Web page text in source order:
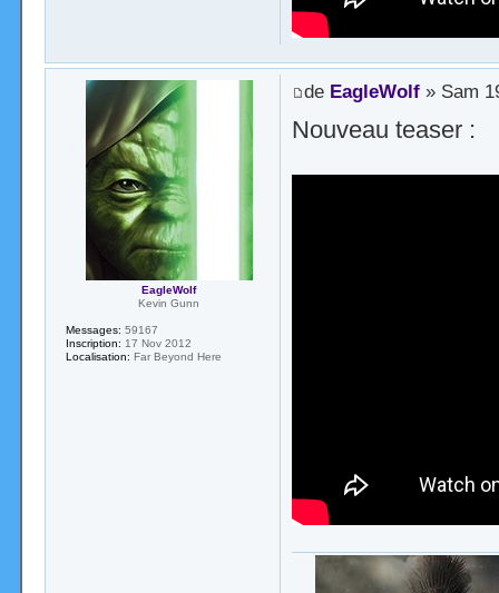
de EagleWolf» Sam
Nouveau teaser :
EagleWolf
Kevin Gunn
Messages: 59167
Inscription: 17 Nov 2012
Localisation: Far Beyond Here